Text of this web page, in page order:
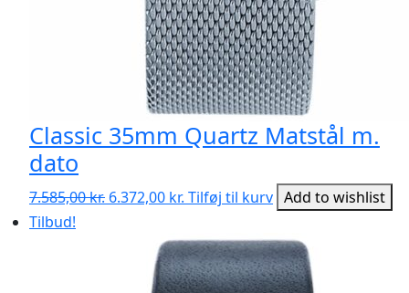
Classic 35mm Quartz Matstål m.
dato
7.585,00kr. Den
7.585,00 kr..
6.372,00 kr. Den
pris
er:
6.372,00 kr..
Tilføj til kurv Add to wishlist
Tilbud!